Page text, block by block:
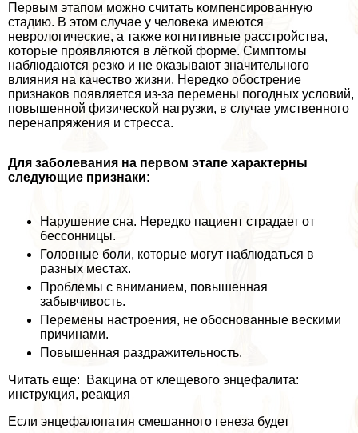
Первым этапом можно считать компенсированную
стадию. В этом случае у человека имеются
неврологические, а также когнитивные расстройства,
которые проявляются в лёгкой форме. Симптомы
наблюдаются резко и не оказывают значительного
влияния на качество жизни. Нередко обострение
признаков появляется из-за перемены погодных условий,
повышенной физической нагрузки, в случае умственного
перенапряжения и стресса.
Для заболевания на первом этапе хаpaктерны
следующие признаки:
Нарушение сна. Нередко пациент страдает от
бессонницы.
Головные боли, которые могут наблюдаться в
разных местах.
Проблемы с вниманием, повышенная
забывчивость.
Перемены настроения, не обоснованные вескими
причинами.
Повышенная раздражительность.
Читать еще: Вакцина от клещевого энцефалита:
инструкция, реакция
Если энцефалопатия смешанного генеза будет